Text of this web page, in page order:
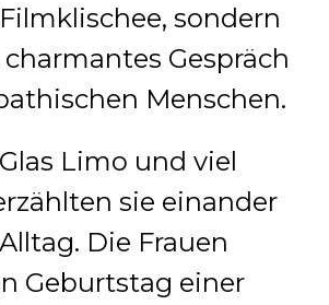
sondern
Gespräch
Menschen.
Limo und viel
sie einander
Die Frauen
Geburtstag einer